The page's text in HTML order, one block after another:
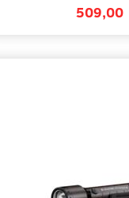
509,00